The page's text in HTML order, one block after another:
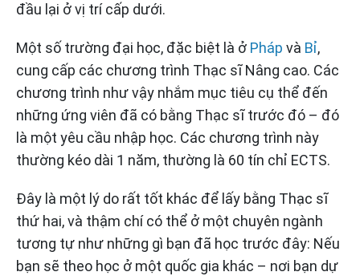
đầu lại ở vị trí cấp dưới.
Một số trường đại học, đặc biệt là ở Pháp và Bỉ,
cung cấp các chương trình Thạc sĩ Nâng cao. Các
chương trình như vậy nhắm mục tiêu cụ thể đến
những ứng viên đã có bằng Thạc sĩ trước đó – đó
là một yêu cầu nhập học. Các chương trình này
thường kéo dài 1 năm, thường là 60 tín chỉ ECTS.
Đây là một lý do rất tốt khác để lấy bằng Thạc sĩ
thứ hai, và thậm chí có thể ở một chuyên ngành
tương tự như những gì bạn đã học trước đây: Nếu
bạn sẽ theo học ở một quốc gia khác – nơi bạn dự